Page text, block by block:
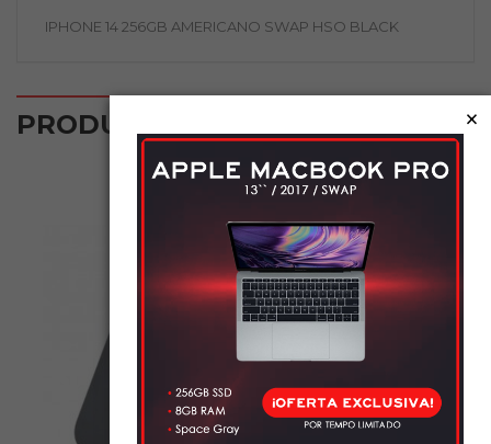
IPHONE 14 256GB AMERICANO SWAP HSO BLACK
PRODUTOS RELACIONADOS
NOVO
×